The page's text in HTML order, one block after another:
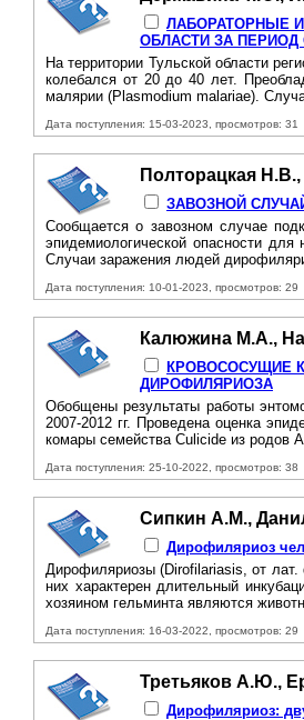
ЛАБОРАТОРНЫЕ
ОБЛАСТИ ЗА ПЕРИОД
На территории Тульской области
колебался от 20 до 40 лет.
малярии (Plasmodium malariae).
Дата поступления: 15-03-2023, просмотров: 31
Полторацкая
ЗАВОЗНОЙ СЛУЧАЙ
Сообщается о завозном случае
эпидемиологической опасности
Случаи заражения людей
Дата поступления: 10-01-2023, просмотров: 29
Калюжина М.А.,
КРОВОСОСУЩИЕ
ДИРОФИЛЯРИОЗА
Обобщены результаты работы
2007-2012 гг. Проведена оценка
комары семейства Culicide из родов
Дата поступления: 25-10-2022, просмотров: 38
Сипкин А.М.,
Дирофиляриоз
Дирофиляриозы (Dirofilariasis, от
них характерен длительный
хозяином гельминта являются
Дата поступления: 16-03-2022, просмотров: 29
Третьяков А.Ю.,
Дирофиляриоз: